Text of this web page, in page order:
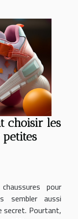
choisir les
pour
sembler aussi
secret. Pourtant,